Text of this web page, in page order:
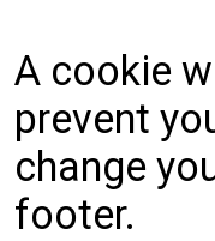
A cookie
prevent
change
footer.